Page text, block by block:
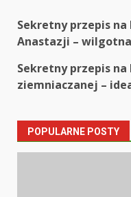
Post
navigation
Sekretny przepis
Anastazji –
Sekretny przepis
ziemniaczanej –
POPULARNE POSTY